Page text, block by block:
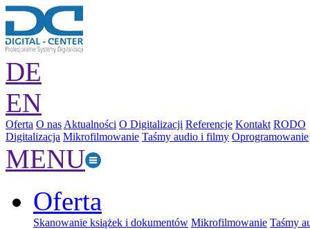
DE
EN
Oferta O nas Aktualności O Digitalizacji Referencje Kontakt RODO
Digitalizacja Mikrofilmowanie Taśmy audio i filmy Oprogramowanie
MENU
Oferta
Skanowanie książek i dokumentów Mikrofilmowanie Taśmy